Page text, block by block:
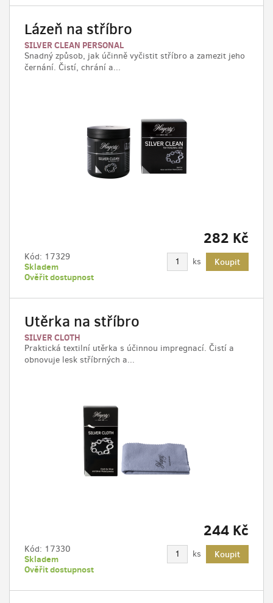
Lázeň na stříbro
SILVER CLEAN PERSONAL
Snadný způsob, jak účinně vyčistit stříbro a zamezit jeho
černání. Čistí, chrání a...
282 Kč
Kód: 17329
Skladem ks
Koupit
Ověřit dostupnost
Utěrka na stříbro
SILVER CLOTH
Praktická textilní utěrka s účinnou impregnací. Čistí a
obnovuje lesk stříbrných a...
244 Kč
Kód: 17330
Skladem ks
Koupit
Ověřit dostupnost